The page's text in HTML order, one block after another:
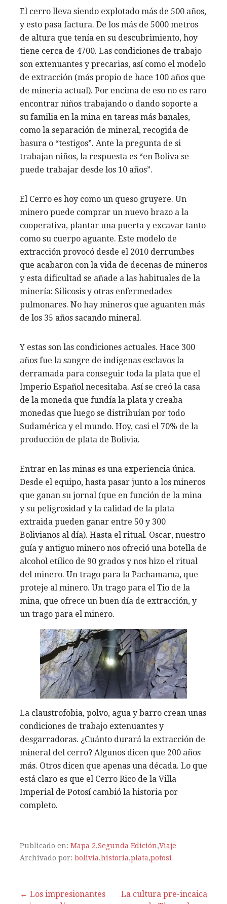
El cerro lleva siendo explotado más de 500 años,
y esto pasa factura. De los más de 5000 metros
de altura que tenía en su descubrimiento, hoy
tiene cerca de 4700. Las condiciones de trabajo
son extenuantes y precarias, así como el modelo
de extracción (más propio de hace 100 años que
de minería actual). Por encima de eso no es raro
encontrar niños trabajando o dando soporte a
su familia en la mina en tareas más banales,
como la separación de mineral, recogida de
basura o “testigos”. Ante la pregunta de si
trabajan niños, la respuesta es “en Boliva se
puede trabajar desde los 10 años”.
El Cerro es hoy como un queso gruyere. Un
minero puede comprar un nuevo brazo a la
cooperativa, plantar una puerta y excavar tanto
como su cuerpo aguante. Este modelo de
extracción provocó desde el 2010 derrumbes
que acabaron con la vida de decenas de mineros
y esta dificultad se añade a las habituales de la
minería: Silicosis y otras enfermedades
pulmonares. No hay mineros que aguanten más
de los 35 años sacando mineral.
Y estas son las condiciones actuales. Hace 300
años fue la sangre de indígenas esclavos la
derramada para conseguir toda la plata que el
Imperio Español necesitaba. Así se creó la casa
de la moneda que fundía la plata y creaba
monedas que luego se distribuían por todo
Sudamérica y el mundo. Hoy, casi el 70% de la
producción de plata de Bolivia.
Entrar en las minas es una experiencia única.
Desde el equipo, hasta pasar junto a los mineros
que ganan su jornal (que en función de la mina
y su peligrosidad y la calidad de la plata
extraida pueden ganar entre 50 y 300
Bolivianos al día). Hasta el ritual. Oscar, nuestro
guía y antiguo minero nos ofreció una botella de
alcohol etílico de 90 grados y nos hizo el ritual
del minero. Un trago para la Pachamama, que
proteje al minero. Un trago para el Tio de la
mina, que ofrece un buen día de extracción, y
un trago para el minero.
La claustrofobia, polvo, agua y barro crean unas
condiciones de trabajo extenuantes y
desgarradoras. ¿Cuánto durará la extracción de
mineral del cerro? Algunos dicen que 200 años
más. Otros dicen que apenas una década. Lo que
está claro es que el Cerro Rico de la Villa
Imperial de Potosí cambió la historia por
completo.
Publicado en: Mapa 2,Segunda Edición,Viaje
Archivado por: bolivia,historia,plata,potosi
← Los impresionantes
La cultura pre-incaica